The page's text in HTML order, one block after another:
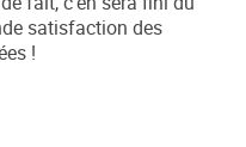
satisfaction des
!